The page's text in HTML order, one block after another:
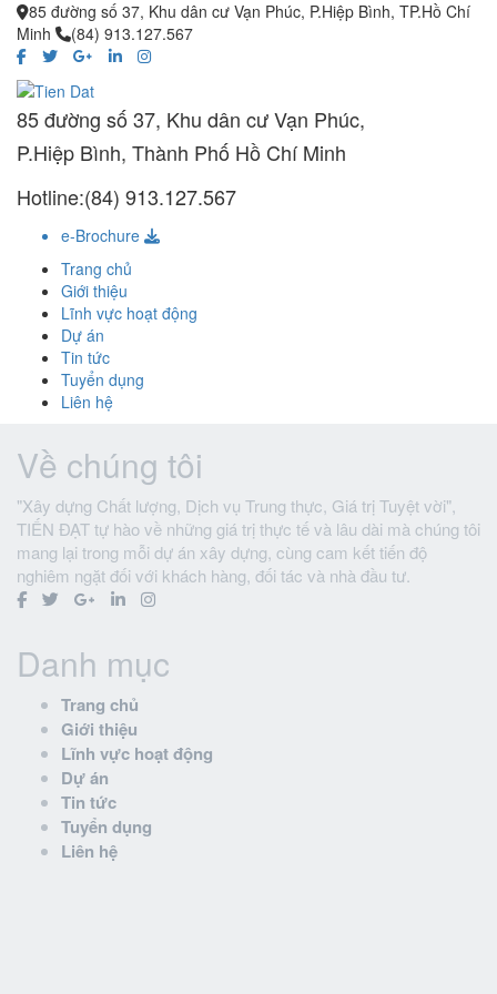
85 đường số 37, Khu dân cư Vạn Phúc, P.Hiệp Bình, TP.Hồ Chí
Minh
(84) 913.127.567
85 đường số 37, Khu dân cư Vạn Phúc,
P.Hiệp Bình, Thành Phố Hồ Chí Minh
Hotline:(84) 913.127.567
e-Brochure
Trang chủ
Giới thiệu
Lĩnh vực hoạt động
Dự án
Tin tức
Tuyển dụng
Liên hệ
Về chúng tôi
"Xây dựng Chất lượng, Dịch vụ Trung thực, Giá trị Tuyệt vời",
TIẾN ĐẠT tự hào về những giá trị thực tế và lâu dài mà chúng tôi
mang lại trong mỗi dự án xây dựng, cùng cam kết tiến độ
nghiêm ngặt đối với khách hàng, đối tác và nhà đầu tư.
Danh mục
Trang chủ
Giới thiệu
Lĩnh vực hoạt động
Dự án
Tin tức
Tuyển dụng
Liên hệ